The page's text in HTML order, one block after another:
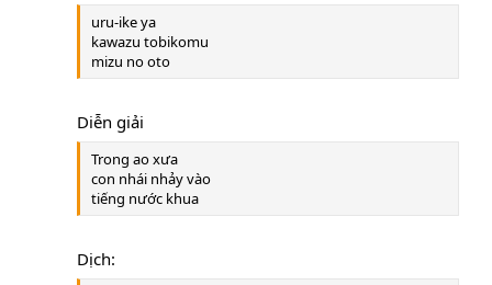
uru-ike ya
kawazu tobikomu
mizu no oto
Diễn giải
Trong ao xưa
con nhái nhảy vào
tiếng nước khua
Dịch: